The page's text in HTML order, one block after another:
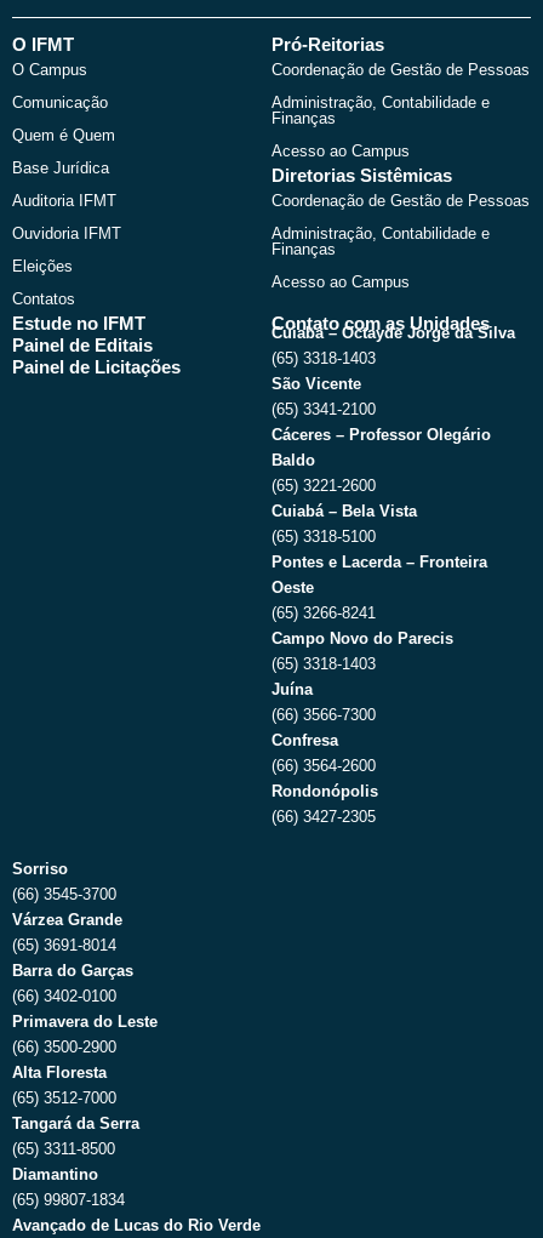
e
o
k
w
t
t
O IFMT
O Campus
Comunicação
Quem é Quem
Base Jurídica
Auditoria IFMT
Ouvidoria IFMT
Eleições
Contatos
Pró-Reitorias
Coordenação de Gestão de Pessoas
Administração, Contabilidade e
Finanças
Acesso ao Campus
Diretorias Sistêmicas
Coordenação de Gestão de Pessoas
Administração, Contabilidade e
Finanças
Acesso ao Campus
Estude no IFMT
Painel de Editais
Painel de Licitações
Contato com as Unidades
Cuiabá – Octayde Jorge da Silva
(65) 3318-1403
São Vicente
(65) 3341-2100
Cáceres – Professor Olegário
Baldo
(65) 3221-2600
Cuiabá – Bela Vista
(65) 3318-5100
Pontes e Lacerda – Fronteira
Oeste
(65) 3266-8241
Campo Novo do Parecis
(65) 3318-1403
Juína
(66) 3566-7300
Confresa
(66) 3564-2600
Rondonópolis
(66) 3427-2305
Sorriso
(66) 3545-3700
Várzea Grande
(65) 3691-8014
Barra do Garças
(66) 3402-0100
Primavera do Leste
(66) 3500-2900
Alta Floresta
(65) 3512-7000
Tangará da Serra
(65) 3311-8500
Diamantino
(65) 99807-1834
Avançado de Lucas do Rio Verde